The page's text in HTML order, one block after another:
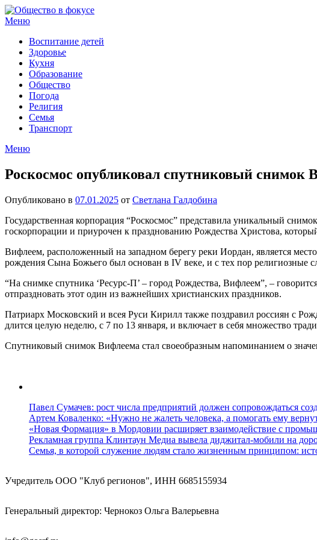
Перейти
к
Меню
Воспитание детей
Здоровье
Кухня
Образование
Общество
Погода
Религия
Семья
Транспорт
Меню
Роскосмос опубликовал спутниковый снимок
Опубликовано в 07.01.2025 от Светлана Галдобина
Государственная корпорация “Роскосмос” представила уникальный
госкорпорации и приурочен к празднованию Рождества Христова,
Вифлеем, расположенный на западном берегу реки Иордан, является
рождения Сына Божьего был основан в IV веке, и с тех пор религиозные
“На снимке спутника ‘Ресурс-П’ – город Рождества, Вифлеем”, –
отпраздновать этот один из важнейших христианских праздников.
Патриарх Московский и всея Руси Кирилл также поздравил россиян с
длится целую неделю, с 7 по 13 января, и включает в себя множество
Спутниковый снимок Вифлеема стал своеобразным напоминанием о
Павел Сумачев: рост числа предприятий должен сопровождаться
Артем Коваленко: «Нужно не жалеть человека, а помогать ему
«Новая Формация» в Мордовии расширяет взаимодействие с
Рекламная группа Клинтаун Медиа вывела диджитал-мобили на
Семья, в которой служение людям стало жизненным принципом:
Учредитель ООО "Клуб регионов", ИНН 6685155934
Генеральный директор: Чернокоз Ольга Валерьевна